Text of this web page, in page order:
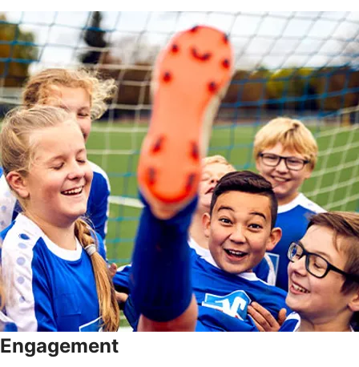
Engagement